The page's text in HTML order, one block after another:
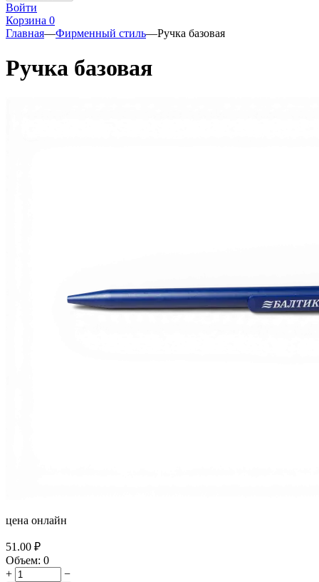
Войти
Корзина 0
Главная—Фирменный стиль—Ручка базовая
Ручка базовая
цена онлайн
51.00 ₽
Объем: 0
+
−